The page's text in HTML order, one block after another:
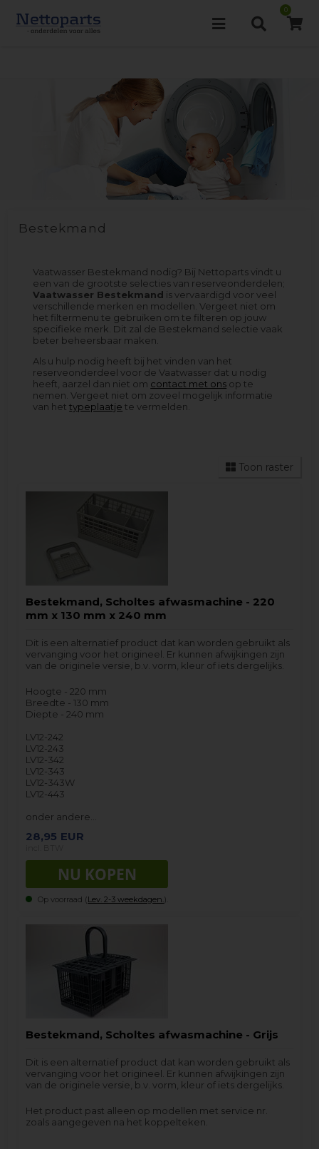
0
Bestekmand
Vaatwasser Bestekmand nodig? Bij Nettoparts vindt u
een van de grootste selecties van reserveonderdelen;
Vaatwasser Bestekmand is vervaardigd voor veel
verschillende merken en modellen. Vergeet niet om
het filtermenu te gebruiken om te filteren op jouw
specifieke merk. Dit zal de Bestekmand selectie vaak
beter beheersbaar maken.
Als u hulp nodig heeft bij het vinden van het
reserveonderdeel voor de Vaatwasser dat u nodig
heeft, aarzel dan niet om contact met ons op te
nemen. Vergeet niet om zoveel mogelijk informatie
van hettypeplaatje te vermelden.
Toon raster
Bestekmand, Scholtes afwasmachine - 220
mm x 130 mm x 240 mm
Dit is een alternatief product dat kan worden gebruikt als
vervanging voor het origineel. Er kunnen afwijkingen zijn
van de originele versie, b.v. vorm, kleur of iets dergelijks.
Hoogte - 220 mm
Breedte - 130 mm
Diepte - 240 mm
LV12-242
LV12-243
LV12-342
LV12-343
LV12-343W
LV12-443
onder andere…
28,95 EUR
Op voorraad (Lev. 2-3 weekdagen. ).
Bestekmand, Scholtes afwasmachine - Grijs
Dit is een alternatief product dat kan worden gebruikt als
vervanging voor het origineel. Er kunnen afwijkingen zijn
van de originele versie, b.v. vorm, kleur of iets dergelijks.
Het product past alleen op modellen met service nr.
zoals aangegeven na het koppelteken.